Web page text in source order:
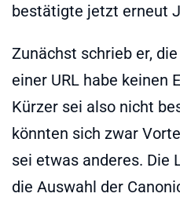
bestätigte jetzt erneut
Zunächst schrieb er,
einer URL habe keinen
Kürzer sei also nicht
könnten sich zwar
sei etwas anderes. Die
die Auswahl der